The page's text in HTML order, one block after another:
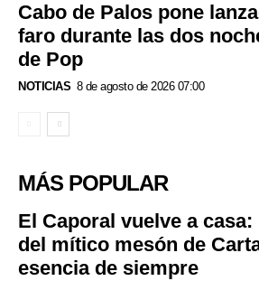
Cabo de Palos pone
faro durante las dos
de Pop
NOTICIAS 8 de agosto de 2026 07:00
MÁS POPULAR
El Caporal vuelve a
del mítico mesón de
esencia de siempre